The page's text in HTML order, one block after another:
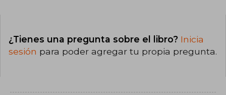
¿Tienes una pregunta sobre el libro? Inicia
sesión para poder agregar tu propia pregunta.